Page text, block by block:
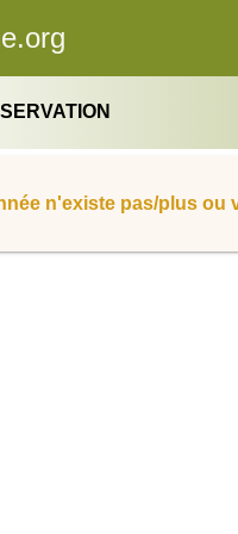
n'existe pas/plus ou